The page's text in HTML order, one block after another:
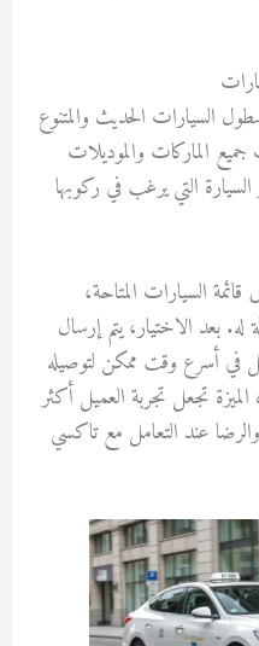
السيارات الحديث والمتنوع
الماركات والموديلات
السيارة التي يرغب في ركوبها
السيارات المتاحة،
له. بعد الاختيار، يتم إرسال
في أسرع وقت ممكن لتوصيله
تجعل تجربة العميل أكثر
عند التعامل مع تاكسي